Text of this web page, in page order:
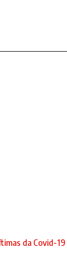
da Covid-19